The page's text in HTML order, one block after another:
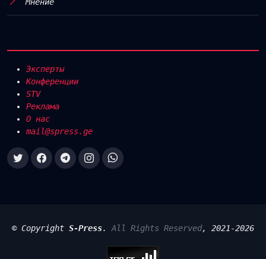
Эксперты
Конференции
STV
Реклама
О нас
mail@spress.ge
© Copyright S-Press. All Rights Reserved, 2021-2026